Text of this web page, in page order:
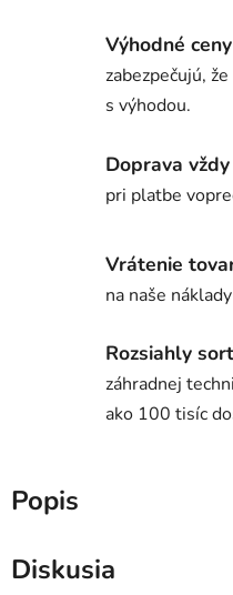
Výhodné
zabezpečujú,
s výhodou.
Doprava
pri platbe
Vrátenie
na naše náklady
Rozsiahly
záhradnej
ako 100 tisíc
Popis
Diskusia